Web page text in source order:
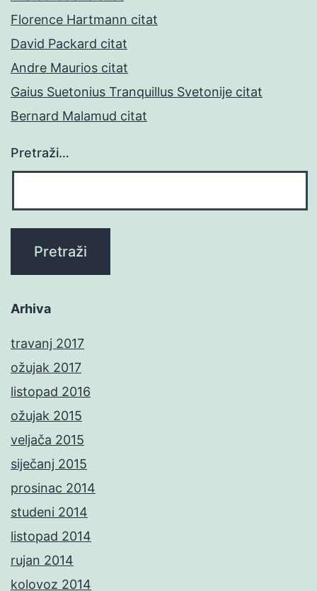
Florence Hartmann citat
David Packard citat
Andre Maurios citat
Gaius Suetonius Tranquillus Svetonije citat
Bernard Malamud citat
Pretraži…
Arhiva
travanj 2017
ožujak 2017
listopad 2016
ožujak 2015
veljača 2015
siječanj 2015
prosinac 2014
studeni 2014
listopad 2014
rujan 2014
kolovoz 2014